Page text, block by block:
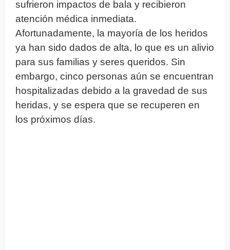
sufrieron impactos de bala y recibieron
atención médica inmediata.
Afortunadamente, la mayoría de los heridos
ya han sido dados de alta, lo que es un alivio
para sus familias y seres queridos. Sin
embargo, cinco personas aún se encuentran
hospitalizadas debido a la gravedad de sus
heridas, y se espera que se recuperen en
los próximos días.